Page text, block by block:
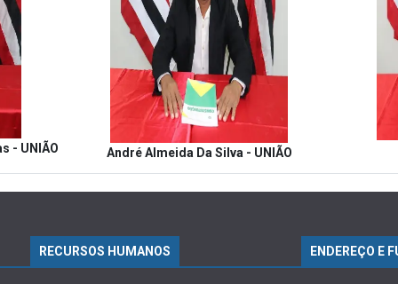
- UNIÃO André Almeida Da Silva - UNIÃO
RECURSOS HUMANOS ENDEREÇO E